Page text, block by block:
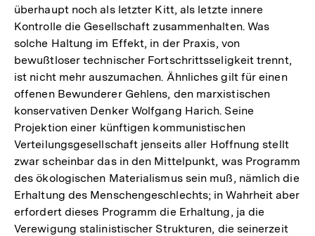
überhaupt noch als letzter Kitt, als letzte innere
Kontrolle die Gesellschaft zusammenhalten. Was
solche Haltung im Effekt, in der Praxis, von
bewußtloser technischer Fortschrittsseligkeit trennt,
ist nicht mehr auszumachen. Ähnliches gilt für einen
offenen Bewunderer Gehlens, den marxistischen
konservativen Denker Wolfgang Harich. Seine
Projektion einer künftigen kommunistischen
Verteilungsgesellschaft jenseits aller Hoffnung stellt
zwar scheinbar das in den Mittelpunkt, was Programm
des ökologischen Materialismus sein muß, nämlich die
Erhaltung des Menschengeschlechts; in Wahrheit aber
erfordert dieses Programm die Erhaltung, ja die
Verewigung stalinistischer Strukturen, die seinerzeit